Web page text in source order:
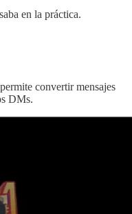
en la práctica.
convertir mensajes
DMs.